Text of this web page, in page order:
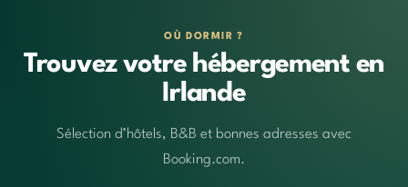
OÙ DORMIR ?
Trouvez votre hébergement en
Irlande
Sélection d’hôtels, B&B et bonnes adresses avec
Booking.com.